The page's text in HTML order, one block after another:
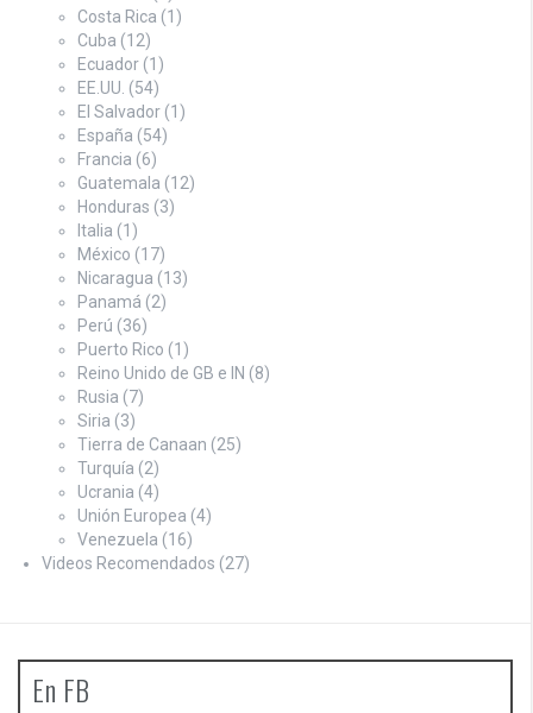
Costa Rica (1)
Cuba (12)
Ecuador (1)
EE.UU. (54)
El Salvador (1)
España (54)
Francia (6)
Guatemala (12)
Honduras (3)
Italia (1)
México (17)
Nicaragua (13)
Panamá (2)
Perú (36)
Puerto Rico (1)
Reino Unido de GB e IN (8)
Rusia (7)
Siria (3)
Tierra de Canaan (25)
Turquía (2)
Ucrania (4)
Unión Europea (4)
Venezuela (16)
Videos Recomendados (27)
En FB